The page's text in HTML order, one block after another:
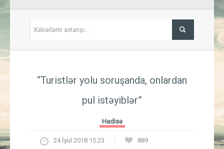
İqtisadiyyat
“Turistlər yolu soruşanda, onlardan
pul istəyiblər”
Hadisə
24 İyul 2018 15:23 889